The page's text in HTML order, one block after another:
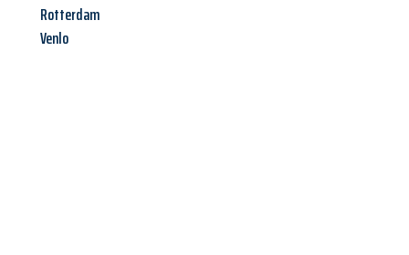
Rotterdam
Venlo